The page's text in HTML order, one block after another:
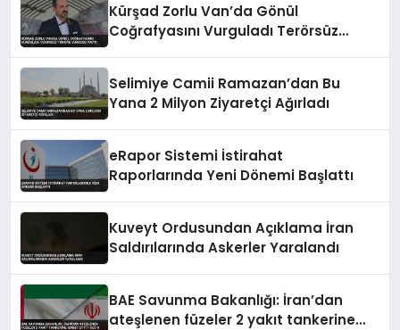
Kürşad Zorlu Van’da Gönül
Coğrafyasını Vurguladı Terörsüz
Selimiye Camii Ramazan’dan Bu
Yana 2 Milyon Ziyaretçi Ağırladı
eRapor Sistemi İstirahat
Raporlarında Yeni Dönemi Başlattı
Kuveyt Ordusundan Açıklama İran
Saldırılarında Askerler Yaralandı
BAE Savunma Bakanlığı: İran’dan
ateşlenen füzeler 2 yakıt tankerine